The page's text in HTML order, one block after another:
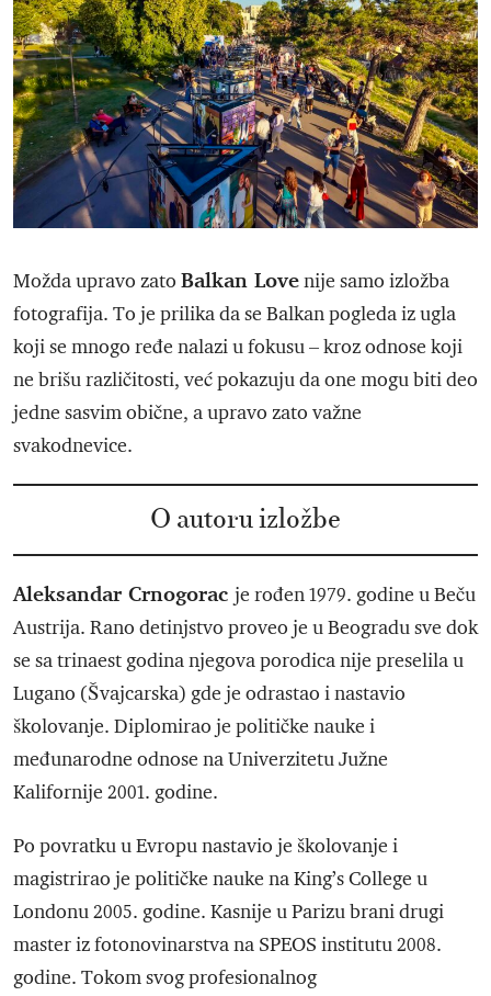
Možda upravo zato Balkan Lovenije samo izložba
fotografija. To je prilika da se Balkan pogleda iz ugla
koji se mnogo ređe nalazi u fokusu – kroz odnose koji
ne brišu različitosti, već pokazuju da one mogu biti deo
jedne sasvim obične, a upravo zato važne
svakodnevice.
O autoru izložbe
Aleksandar Crnogorac je rođen 1979. godine u Beču
Austrija. Rano detinjstvo proveo je u Beogradu sve dok
se sa trinaest godina njegova porodica nije preselila u
Lugano (Švajcarska) gde je odrastao i nastavio
školovanje. Diplomirao je političke nauke i
međunarodne odnose na Univerzitetu Južne
Kalifornije 2001. godine.
Po povratku u Evropu nastavio je školovanje i
magistrirao je političke nauke na King’s College u
Londonu 2005. godine. Kasnije u Parizu brani drugi
master iz fotonovinarstva na SPEOS institutu 2008.
godine. Tokom svog profesionalnog